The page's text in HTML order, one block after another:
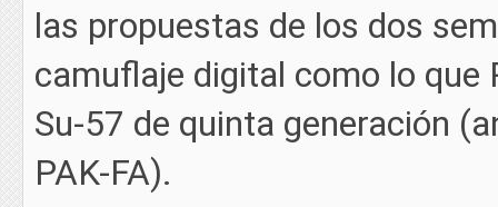
las propuestas de los dos
camuflaje digital como lo que
Su-57 de quinta generación
PAK-FA).